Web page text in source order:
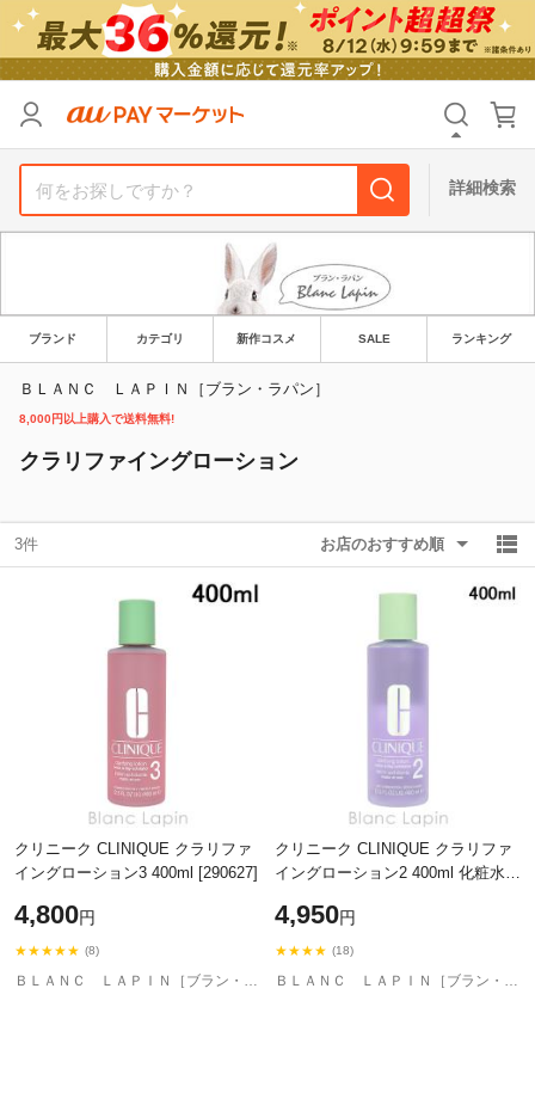
詳細検索
ブランド カテゴリ 新作コスメ SALE ランキング
ＢＬＡＮＣ ＬＡＰＩＮ［ブラン・ラパン］
8,000円以上購入で送料無料!
クラリファイングローション
3件 お店のおすすめ順
クリニーク CLINIQUE クラリファ
イングローション3 400ml [290627]
4,800円
★★★★★ (8)
ＢＬＡＮＣ ＬＡＰＩＮ［ブラン・ラパン］
クリニーク CLINIQUE クラリファ
イングローション2 400ml 化粧水
4,950円
★★★★ (18)
ＢＬＡＮＣ ＬＡＰＩＮ［ブラン・ラパン］
支払い方法
送料無料 タイムセール
Pontaパス特典対象すべて ポイントUPセレクトのみ
リセット
支払い方法
送料無料 タイムセール
Pontaパス特典対象すべて ポイントUPセレクトのみ